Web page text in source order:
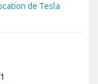
de Tesla